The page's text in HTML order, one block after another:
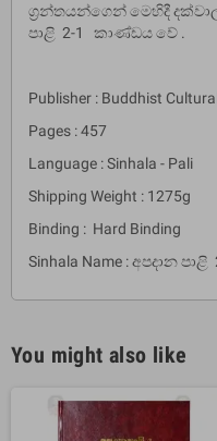
ග්‍රන්තයන්ගෙන් මෙහිදී
පාළි 2-1 කාණ්ඩය වේ .
Publisher : Buddhist
Pages : 457
Language : Sinhala - Pali
Shipping Weight : 1275g
Binding : Hard Binding
Sinhala Name : අපදාන පාළි
You might also like